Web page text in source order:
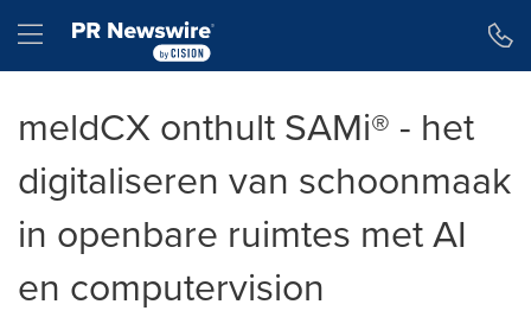
Hamburger menu
meldCX onthult SAMi® - het
digitaliseren van schoonmaak
in openbare ruimtes met AI
en computervision